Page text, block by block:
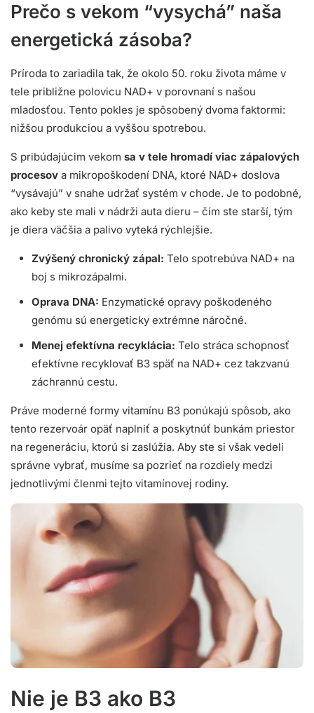
Prečo s vekom “vysychá” naša
energetická zásoba?
Príroda to zariadila tak, že okolo 50. roku života máme v
tele približne polovicu NAD+ v porovnaní s našou
mladosťou. Tento pokles je spôsobený dvoma faktormi:
nižšou produkciou a vyššou spotrebou.
S pribúdajúcim vekom sa v tele hromadí viac zápalových
procesov a mikropoškodení DNA, ktoré NAD+ doslova
“vysávajú” v snahe udržať systém v chode. Je to podobné,
ako keby ste mali v nádrži auta dieru – čím ste starší, tým
je diera väčšia a palivo vyteká rýchlejšie.
Zvýšený chronický zápal: Telo spotrebúva NAD+ na
boj s mikrozápalmi.
Oprava DNA: Enzymatické opravy poškodeného
genómu sú energeticky extrémne náročné.
Menej efektívna recyklácia: Telo stráca schopnosť
efektívne recyklovať B3 späť na NAD+ cez takzvanú
záchrannú cestu.
Práve moderné formy vitamínu B3 ponúkajú spôsob, ako
tento rezervoár opäť naplniť a poskytnúť bunkám priestor
na regeneráciu, ktorú si zaslúžia. Aby ste si však vedeli
správne vybrať, musíme sa pozrieť na rozdiely medzi
jednotlivými členmi tejto vitamínovej rodiny.
Nie je B3 ako B3